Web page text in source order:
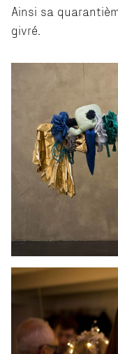
Ainsi sa
givré.